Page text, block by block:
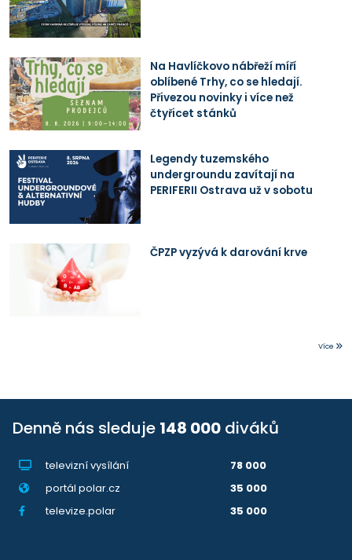
Na Havlíčkovo nábřeží míří
oblíbené Trhy, co se hledají.
Přivezou novinky i více než
čtyřicet stánků
Legendy tuzemského
undergroundu zavítají na
PERIFERII Ostrava už v sobotu
ČPZP vyzývá k darování krve
Více
Denně nás sleduje 148 000 diváků
televizní vysílání
78 000
portál polar.cz
35 000
televize.polar
35 000